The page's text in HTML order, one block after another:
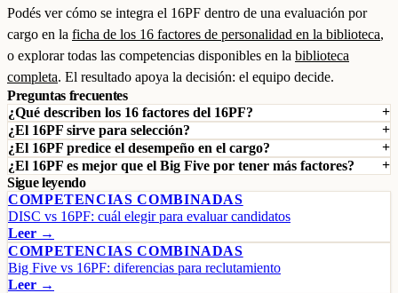
Podés ver cómo se integra el 16PF dentro de una evaluación por
cargo en la ficha de los 16 factores de personalidad en la biblioteca,
o explorar todas las competencias disponibles en la biblioteca
completa. El resultado apoya la decisión: el equipo decide.
Preguntas frecuentes
¿Qué describen los 16 factores del 16PF?
¿El 16PF sirve para selección?
¿El 16PF predice el desempeño en el cargo?
¿El 16PF es mejor que el Big Five por tener más factores?
Sigue leyendo
COMPETENCIAS COMBINADAS
DISC vs 16PF: cuál elegir para evaluar candidatos
Leer →
COMPETENCIAS COMBINADAS
Big Five vs 16PF: diferencias para reclutamiento
Leer →